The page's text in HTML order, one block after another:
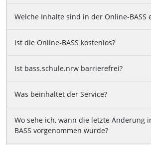
Welche Inhalte sind in der Online-BASS
Ist die Online-BASS kostenlos?
Ist bass.schule.nrw barrierefrei?
Was beinhaltet der Service?
Wo sehe ich, wann die letzte Änderung
BASS vorgenommen wurde?